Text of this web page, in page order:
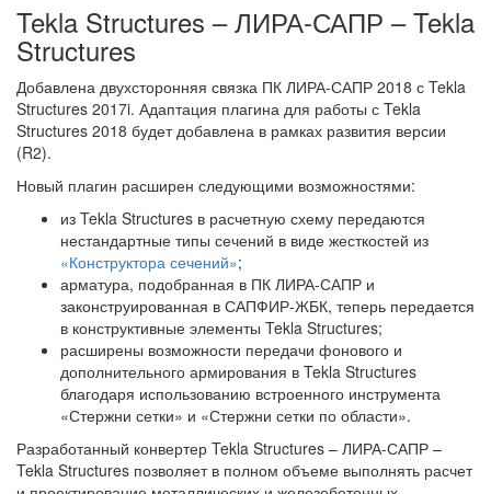
Tekla Structures – ЛИРА-САПР – Tekla
Structures
Добавлена двухсторонняя связка ПК ЛИРА-САПР 2018 с Tekla
Structures 2017i. Адаптация плагина для работы с Tekla
Structures 2018 будет добавлена в рамках развития версии
(R2).
Новый плагин расширен следующими возможностями:
из Tekla Structures в расчетную схему передаются
нестандартные типы сечений в виде жесткостей из
«Конструктора сечений»;
арматура, подобранная в ПК ЛИРА-САПР и
законструированная в САПФИР-ЖБК, теперь передается
в конструктивные элементы Tekla Structures;
расширены возможности передачи фонового и
дополнительного армирования в Tekla Structures
благодаря использованию встроенного инструмента
«Стержни сетки» и «Стержни сетки по области».
Разработанный конвертер Tekla Structures – ЛИРА-САПР –
Tekla Structures позволяет в полном объеме выполнять расчет